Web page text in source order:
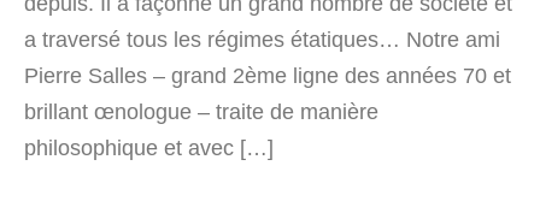
a traversé tous les régimes étatiques… Notre ami
Pierre Salles – grand 2ème ligne des années 70 et
brillant œnologue – traite de manière
philosophique et avec […]